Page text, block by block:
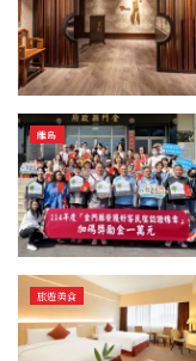
離島
旅遊美食